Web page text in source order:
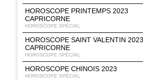
HOROSCOPE PRINTEMPS 2023
CAPRICORNE
HOROSCOPE SPÉCIAL
HOROSCOPE SAINT VALENTIN 2023
CAPRICORNE
HOROSCOPE SPÉCIAL
HOROSCOPE CHINOIS 2023
HOROSCOPE SPÉCIAL